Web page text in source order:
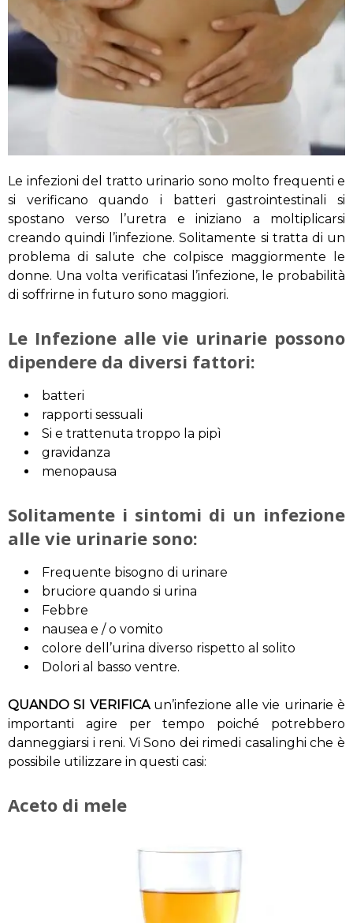
Le infezioni del tratto urinario sono molto frequenti e
si verificano quando i batteri gastrointestinali si
spostano verso l’uretra e iniziano a moltiplicarsi
creando quindi l’infezione. Solitamente si tratta di un
problema di salute che colpisce maggiormente le
donne. Una volta verificatasi l’infezione, le probabilità
di soffrirne in futuro sono maggiori.
Le Infezione alle vie urinarie possono
dipendere da diversi fattori:
batteri
rapporti sessuali
Si e trattenuta troppo la pipì
gravidanza
menopausa
Solitamente i sintomi di un infezione
alle vie urinarie sono:
Frequente bisogno di urinare
bruciore quando si urina
Febbre
nausea e / o vomito
colore dell’urina diverso rispetto al solito
Dolori al basso ventre.
QUANDO SI VERIFICAun’infezione alle vie urinarie è
importanti agire per tempo poiché potrebbero
danneggiarsi i reni. Vi Sono dei rimedi casalinghi che è
possibile utilizzare in questi casi:
Aceto di mele